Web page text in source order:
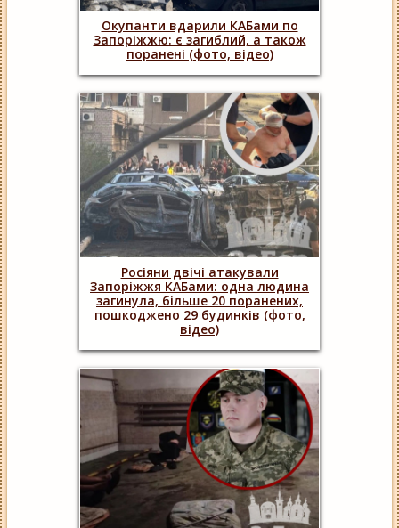
Окупанти вдарили КАБами по
Запоріжжю: є загиблий, а також
поранені (фото, відео)
Росіяни двічі атакували
Запоріжжя КАБами: одна людина
загинула, більше 20 поранених,
пошкоджено 29 будинків (фото,
відео)